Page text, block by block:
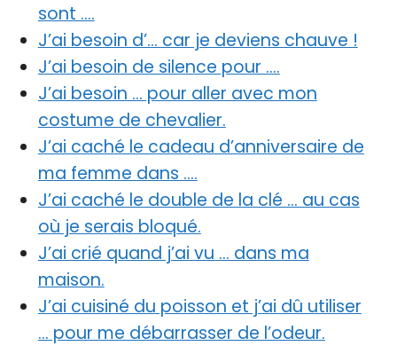
sont ….
J’ai besoin d’… car je deviens chauve !
J’ai besoin de silence pour ….
J’ai besoin … pour aller avec mon
costume de chevalier.
J’ai caché le cadeau d’anniversaire de
ma femme dans ….
J’ai caché le double de la clé … au cas
où je serais bloqué.
J’ai crié quand j’ai vu … dans ma
maison.
J’ai cuisiné du poisson et j’ai dû utiliser
… pour me débarrasser de l’odeur.